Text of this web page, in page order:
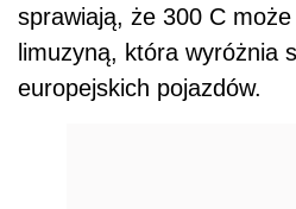
sprawiają, że 300 C
limuzyną, która wyróżnia
europejskich pojazdów.